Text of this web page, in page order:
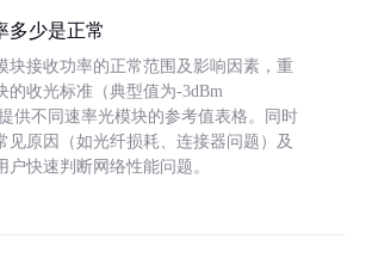
多少是正常
块接收功率的正常范围及影响因素，重
的收光标准（典型值为-3dBm
供不同速率光模块的参考值表格。同时
见原因（如光纤损耗、连接器问题）及
户快速判断网络性能问题。